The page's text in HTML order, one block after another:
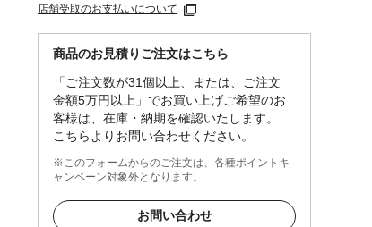
店舗受取のお支払いについて
商品のお見積りご注文はこちら
「ご注文数が31個以上、または、ご注文
金額5万円以上」でお買い上げご希望のお
客様は、在庫・納期を確認いたします。
こちらよりお問い合わせください。
※このフォームからのご注文は、各種ポイントキ
ャンペーン対象外となります。
お問い合わせ